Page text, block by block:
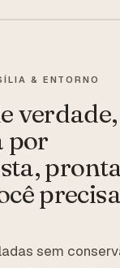
& ENTORNO
verdade,
por
sem